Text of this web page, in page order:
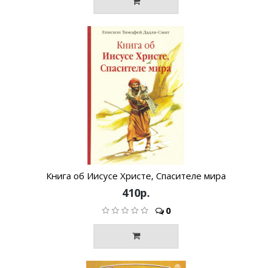
Книга об Иисусе Христе, Спасителе мира
410р.
0